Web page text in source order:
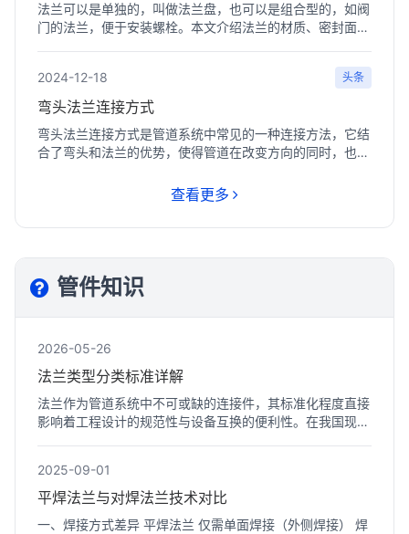
法兰可以是单独的，叫做法兰盘，也可以是组合型的，如阀
门的法兰，便于安装螺栓。本文介绍法兰的材质、密封面形
2024-12-18 头条
弯头法兰连接方式
弯头法兰连接方式是管道系统中常见的一种连接方法，它结
合了弯头和法兰的优势，使得管道在改变方向的同时，也能
查看更多
管件知识
2026-05-26
法兰类型分类标准详解
法兰作为管道系统中不可或缺的连接件，其标准化程度直接
影响着工程设计的规范性与设备互换的便利性。在我国现行
2025-09-01
平焊法兰与对焊法兰技术对比
一、焊接方式差异 平焊法兰 仅需单面焊接（外侧焊接） 焊